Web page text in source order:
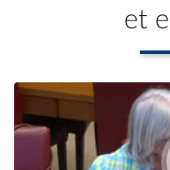
et